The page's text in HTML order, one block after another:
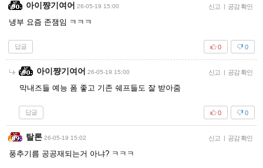
아이쨩기여어 26-05-19 15:00 신고 | 공감 확인
냉부 요즘 존잼임 ㅋㅋㅋ
답글 0
0
아이쨩기여어 26-05-19 15:00 신고 | 공감 확인
막내즈들 예능 폼 좋고 기존 쉐프들도 잘 받아줌
답글 0
0
탈론 26-05-19 15:02 신고 | 공감 확인
풍추기름 공공재되는거 아냐? ㅋㅋㅋ